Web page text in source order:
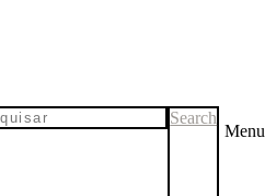
Search
Menu
de
a Vilhena
o caso